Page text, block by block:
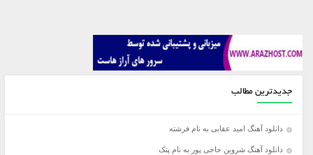
جدیدترین مطالب
دانلود آهنگ امید عقابی به نام فرشته
دانلود آهنگ شروین حاجی پور به نام پتک